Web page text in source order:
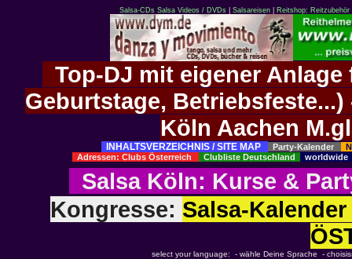
Salsa-CDs Salsa Videos / DVDs| Salsareisen| Reitshop:
Top-DJ mit eigener
Geburtstage,
Köln Aachen
INHALTSVERZEICHNIS / SITE MAP Party-Kalender
Adressen: Clubs Österreich
Clubliste Deutschland worldwide
Salsa Köln: Kurse &
Kongresse: Salsa-
select your language: - wähle Deine Sprache -